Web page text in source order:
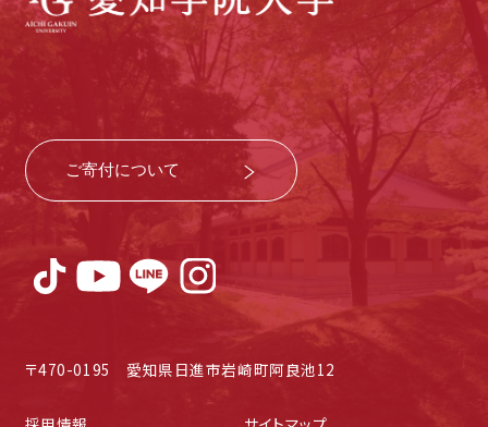
ご寄付について
〒470-0195 愛知県日進市岩崎町阿良池12